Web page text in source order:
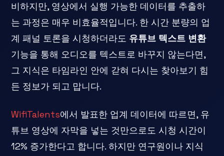
비하지만, 영상에서 실행 가능한 데이터를 추출하
는 과정은 매우 비효율적입니다. 한 시간 분량의 업
계 패널 토론을 시청하더라도 유튜브 텍스트 변환
기능을 통해 오디오를 텍스트로 바꾸지 않는다면,
그 지식은 타임라인 안에 갇혀 다시는 찾아보기 힘
든 정보가 되고 맙니다.
WifiTalents에서 발표한 업계 데이터에 따르면, 유
튜브 영상에 자막을 넣는 것만으로도 시청 시간이
12% 증가한다고 합니다. 하지만 연구원이나 지식